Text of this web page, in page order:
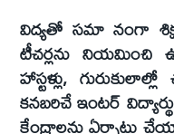
విద్యతో సమా నంగా
టీచర్లను నియమించి
హాస్టళ్లు,
కనబరిచే ఇంటర్
కేంద్రాలను ఏర్పాటు